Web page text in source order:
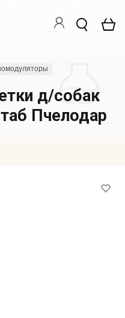
д/собак
Пчелодар